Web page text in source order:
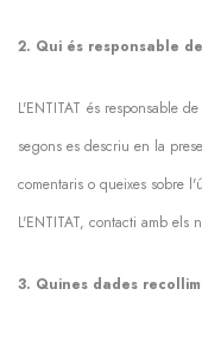
2. Qui és responsable
L'ENTITAT és responsable
segons es descriu en la
comentaris o queixes sobre
L'ENTITAT, contacti amb els
3. Quines dades